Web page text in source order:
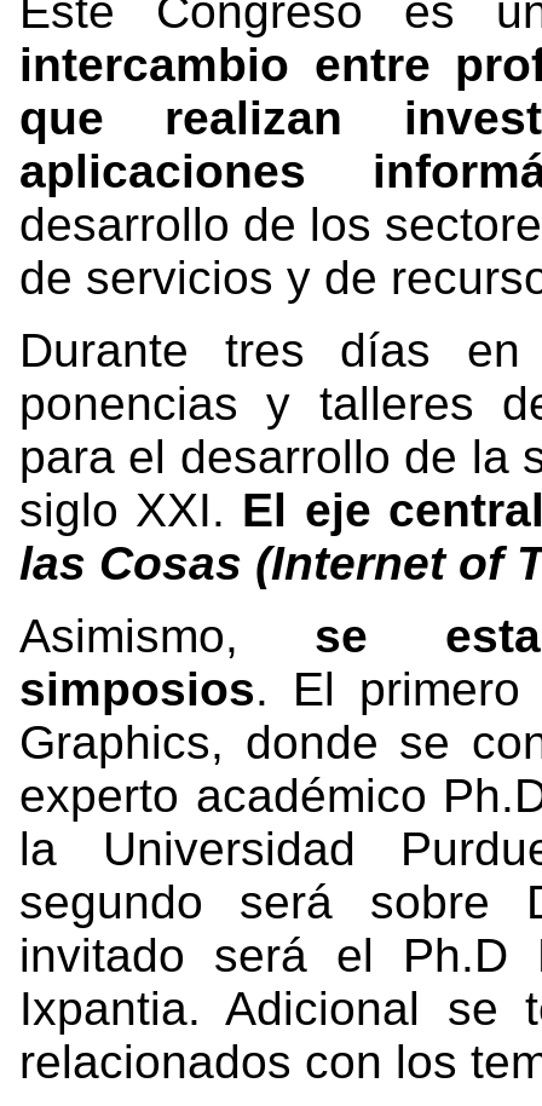
Este Congreso es
intercambio entre
que realizan
aplicaciones
desarrollo de los
de servicios y de
Durante tres días en
ponencias y talleres
para el desarrollo de la
siglo XXI. El eje
las Cosas (Internet of
Asimismo, se
simposios. El primero
Graphics, donde se
experto académico
la Universidad
segundo será sobre
invitado será el Ph.D
Ixpantia. Adicional se
relacionados con los